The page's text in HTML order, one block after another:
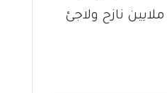
أزمة إنسانية حادة، مع سقوط أكثر من 20 ألف قتيل وتشريد نحو 10 ملايين نازح ولاجئ